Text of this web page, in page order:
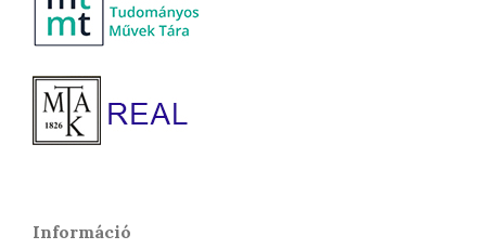
Információ